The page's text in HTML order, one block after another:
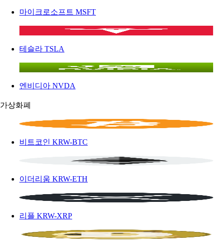
마이크로소프트 MSFT
테슬라 TSLA
엔비디아 NVDA
가상화폐
비트코인 KRW-BTC
이더리움 KRW-ETH
리플 KRW-XRP